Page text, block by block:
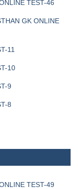
TEST-46
GK ONLINE
11
10
9
8
TEST-49